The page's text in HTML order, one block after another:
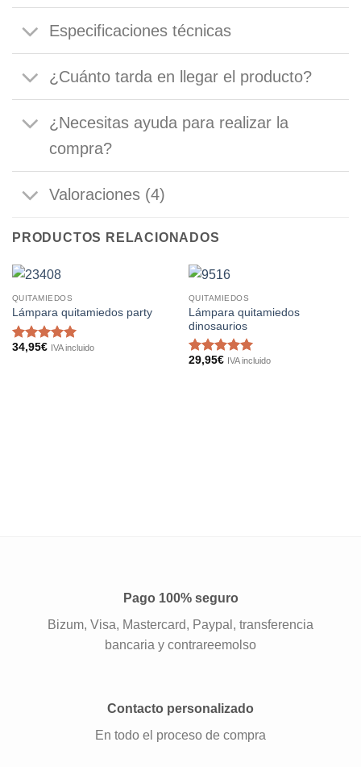
Especificaciones técnicas
¿Cuánto tarda en llegar el producto?
¿Necesitas ayuda para realizar la
compra?
Valoraciones (4)
PRODUCTOS RELACIONADOS
QUITAMIEDOS
Lámpara quitamiedos party
Valorado
34,95€ IVA incluido
QUITAMIEDOS
Lámpara quitamiedos
dinosaurios
Valorado
29,95€ IVA incluido
Pago 100% seguro
Bizum, Visa, Mastercard, Paypal, transferencia
bancaria y contrareemolso
Contacto personalizado
En todo el proceso de compra